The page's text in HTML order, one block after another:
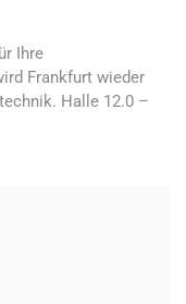
Ihre
Frankfurt wieder
Halle 12.0 –